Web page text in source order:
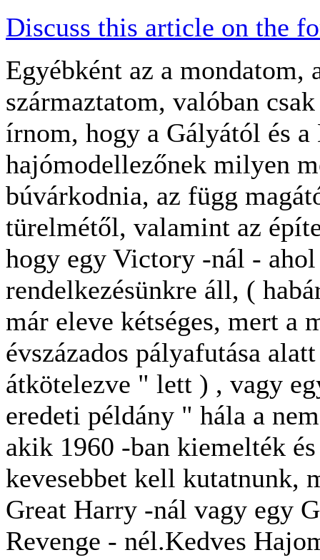
Discuss this article on the
Egyébként az a mondatom,
származtatom, valóban
írnom, hogy a Gályától és
hajómodellezőnek milyen
búvárkodnia, az függ
türelmétől, valamint az
hogy egy Victory -nál -
rendelkezésünkre áll, (
már eleve kétséges, mert a
évszázados pályafutása
átkötelezve " lett ) , vagy
eredeti példány " hála a
akik 1960 -ban kiemelték
kevesebbet kell kutatnunk,
Great Harry -nál vagy egy
Revenge - nél.Kedves